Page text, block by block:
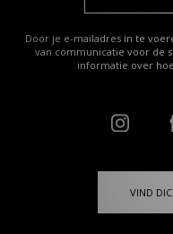
Door je e-mailadres in te
van communicatie voor de
informatie over
VIND